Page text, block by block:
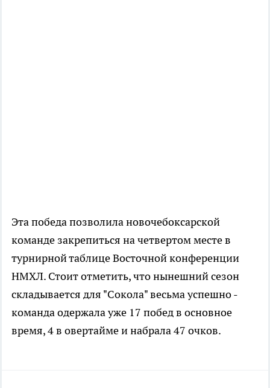
Эта победа позволила новочебоксарской
команде закрепиться на четвертом месте в
турнирной таблице Восточной конференции
НМХЛ. Стоит отметить, что нынешний сезон
складывается для "Сокола" весьма успешно -
команда одержала уже 17 побед в основное
время, 4 в овертайме и набрала 47 очков.